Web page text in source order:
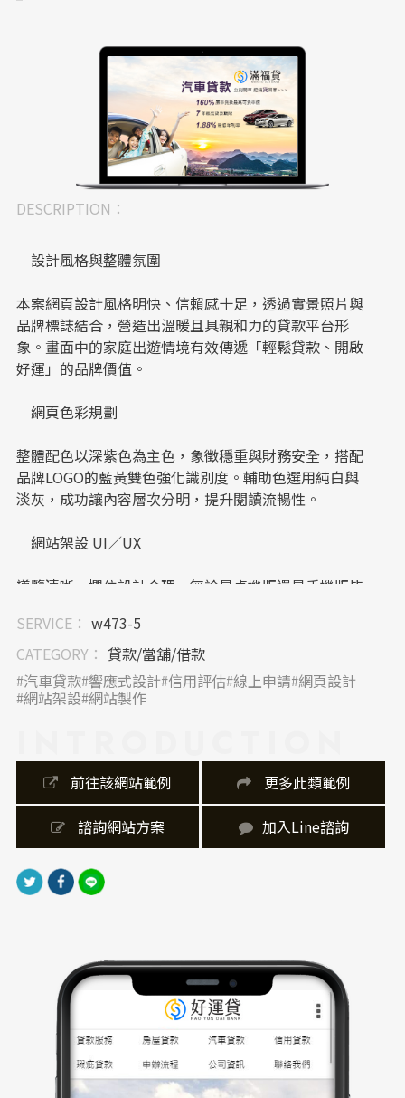
DESCRIPTION：
｜設計風格與整體氛圍
本案網頁設計風格明快、信賴感十足，透過實景照片與
品牌標誌結合，營造出溫暖且具親和力的貸款平台形
象。畫面中的家庭出遊情境有效傳遞「輕鬆貸款、開啟
好運」的品牌價值。
｜網頁色彩規劃
整體配色以深紫色為主色，象徵穩重與財務安全，搭配
品牌LOGO的藍黃雙色強化識別度。輔助色選用純白與
淡灰，成功讓內容層次分明，提升閱讀流暢性。
｜網站架設 UI／UX
導覽清晰、欄位設計合理，無論是桌機版還是手機版皆
快速完成貸款試算與資訊提交，提升整體網站體驗。
｜內容視覺表現，banner 設計
方圖示區則以視覺化方式呈現流程與特色，增強使用者
對服務流程的掌握。
｜網站製作，技術細節
網站架設採用響應式網頁設計（RWD），無論手機或桌
機顯示皆自動優化排版，提升整體瀏覽體驗。
SERVICE： w473-5
CATEGORY： 貸款/當舖/借款
汽車貸款 響應式設計 信用評估 線上申請 網頁設計
網站架設 網站製作
前往該網站範例 更多此類範例
諮詢網站方案 加入Line諮詢